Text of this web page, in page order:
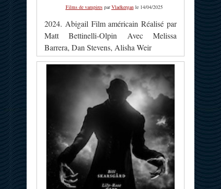
Films de vampiresparVladkerganle 14/04/2025
2024. Abigail Film américain Réalisé par
Matt Bettinelli-Olpin Avec Melissa
Barrera, Dan Stevens, Alisha Weir